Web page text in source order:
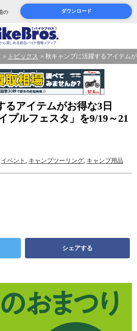
の
ダウンロード
トピックス 秋キャンプに活躍するアイテム
るアイテムがお得な3日
プルフェスタ」を9/19～21
イベント , キャンプツーリング, キャンプ用品
シェアする